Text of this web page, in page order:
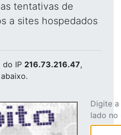
tentativas de
a sites hospedados
do IP 216.73.216.47,
Digite
lado no